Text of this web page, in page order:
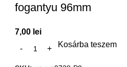
fogantyu 96mm
7,00 lei
Kosárba teszem